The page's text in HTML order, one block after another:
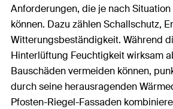
Anforderungen, die je nach
können. Dazu zählen Schallschutz,
Witterungsbeständigkeit. Während
Hinterlüftung Feuchtigkeit wirksam
Bauschäden vermeiden können,
durch seine herausragenden
Pfosten-Riegel-Fassaden